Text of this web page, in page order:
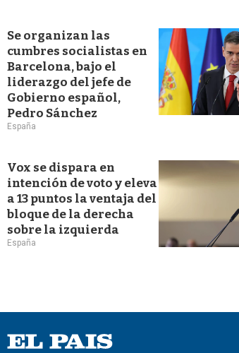
Se organizan las
cumbres socialistas en
Barcelona, bajo el
liderazgo del jefe de
Gobierno español,
Pedro Sánchez
España
Vox se dispara en
intención de voto y eleva
a 13 puntos la ventaja del
bloque de la derecha
sobre la izquierda
España